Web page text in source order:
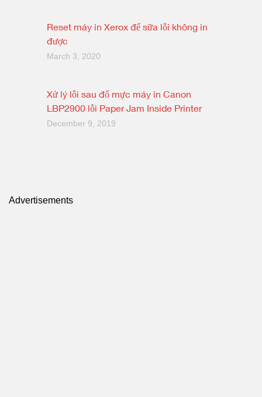
Reset máy in Xerox để sữa lỗi không in
được
March 3, 2020
Xử lý lỗi sau đổ mực máy in Canon
LBP2900 lỗi Paper Jam Inside Printer
December 9, 2019
Advertisements